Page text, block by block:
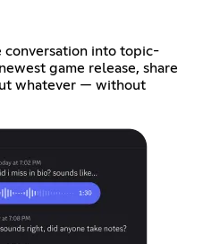
conversation into topic-
game release, share
whatever — without